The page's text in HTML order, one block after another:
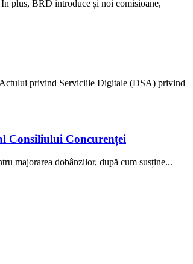
plus, BRD introduce și noi comisioane,
Actului privind Serviciile Digitale (DSA) privind
Consiliului Concurenței
majorarea dobânzilor, după cum susține...